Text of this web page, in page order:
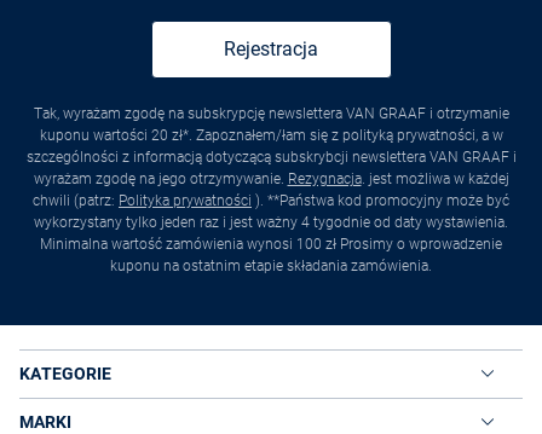
Rejestracja
Tak, wyrażam zgodę na subskrypcję newslettera VAN GRAAF i otrzymanie
kuponu wartości 20 zł*. Zapoznałem/łam się z polityką prywatności, a w
szczególności z informacją dotyczącą subskrybcji newslettera VAN GRAAF i
wyrażam zgodę na jego otrzymywanie. Rezygnacja. jest możliwa w każdej
chwili (patrz: Polityka prywatności ). **Państwa kod promocyjny może być
wykorzystany tylko jeden raz i jest ważny 4 tygodnie od daty wystawienia.
Minimalna wartość zamówienia wynosi 100 zł Prosimy o wprowadzenie
kuponu na ostatnim etapie składania zamówienia.
KATEGORIE
MARKI